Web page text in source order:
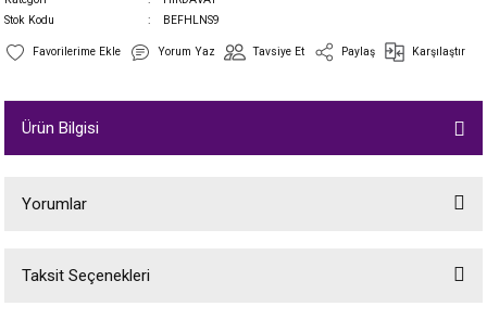
Stok Kodu
BEFHLNS9
Yorum Yaz Tavsiye Et Paylaş Karşılaştır
Ürün Bilgisi
Yorumlar
Taksit Seçenekleri